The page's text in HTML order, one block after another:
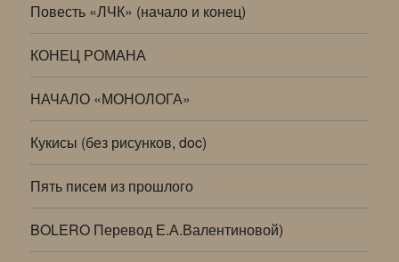
Повесть «ЛЧК» (начало и конец)
КОНЕЦ РОМАНА
НАЧАЛО «МОНОЛОГА»
Кукисы (без рисунков, doc)
Пять писем из прошлого
BOLERO Перевод Е.А.Валентиновой)